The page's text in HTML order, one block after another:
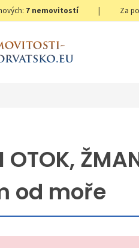
7 nemovitostí | Za
OTOK,
od moře